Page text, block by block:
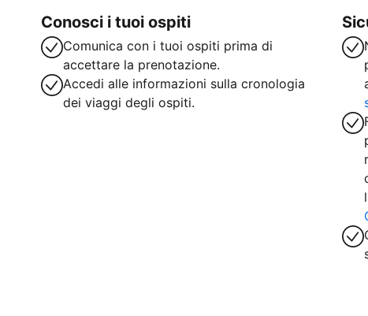
Conosci i tuoi ospiti
Comunica con i tuoi ospiti prima di
accettare la prenotazione.
Accedi alle informazioni sulla cronologia
dei viaggi degli ospiti.